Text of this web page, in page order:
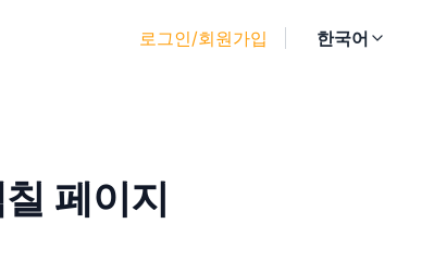
로그인/회원가입 한국어
페이지